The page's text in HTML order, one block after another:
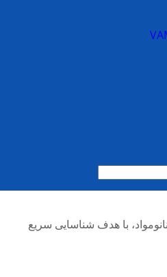
ماشین، جهت کاهش نگرانی ها در